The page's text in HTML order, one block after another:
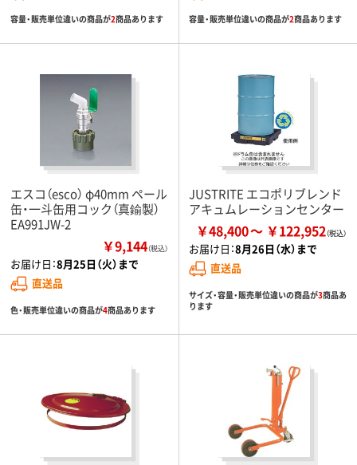
容量・販売単位違いの商品が2商品あります 容量・販売単位違いの商品が2商品あります
エスコ（esco） φ40mm ペール
缶・一斗缶用コック（真鍮製）
EA991JW-2
￥9,144（税込）
お届け日：8月25日（火）まで
直送品
色・販売単位違いの商品が4商品あります
JUSTRITE エコポリブレンド
アキュムレーションセンター
￥48,400 ￥122,952
お届け日：8月26日（水）まで
直送品
サイズ・容量・販売単位違いの商品が3商品あ
ります